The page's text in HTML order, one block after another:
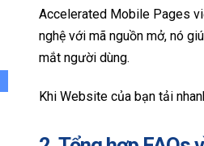
Accelerated Mobile Pages
nghệ với mã nguồn mở, nó
mắt người dùng.
Khi Website của bạn tải